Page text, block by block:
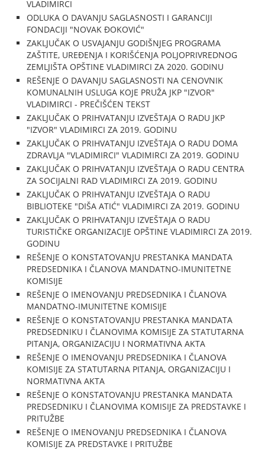
VLADIMIRCI
ODLUKA O DAVANJU SAGLASNOSTI I GARANCIJI
FONDACIJI "NOVAK ĐOKOVIĆ"
ZAKLJUČAK O USVAJANJU GODIŠNJEG PROGRAMA
ZAŠTITE, UREĐENJA I KORIŠĆENJA POLJOPRIVREDNOG
ZEMLJIŠTA OPŠTINE VLADIMIRCI ZA 2020. GODINU
REŠENJE O DAVANJU SAGLASNOSTI NA CENOVNIK
KOMUNALNIH USLUGA KOJE PRUŽA JKP "IZVOR"
VLADIMIRCI - PREČIŠĆEN TEKST
ZAKLJUČAK O PRIHVATANJU IZVEŠTAJA O RADU JKP
"IZVOR" VLADIMIRCI ZA 2019. GODINU
ZAKLJUČAK O PRIHVATANJU IZVEŠTAJA O RADU DOMA
ZDRAVLJA "VLADIMIRCI" VLADIMIRCI ZA 2019. GODINU
ZAKLJUČAK O PRIHVATANJU IZVEŠTAJA O RADU CENTRA
ZA SOCIJALNI RAD VLADIMIRCI ZA 2019. GODINU
ZAKLJUČAK O PRIHVATANJU IZVEŠTAJA O RADU
BIBLIOTEKE "DIŠA ATIĆ" VLADIMIRCI ZA 2019. GODINU
ZAKLJUČAK O PRIHVATANJU IZVEŠTAJA O RADU
TURISTIČKE ORGANIZACIJE OPŠTINE VLADIMIRCI ZA 2019.
GODINU
REŠENJE O KONSTATOVANJU PRESTANKA MANDATA
PREDSEDNIKA I ČLANOVA MANDATNO-IMUNITETNE
KOMISIJE
REŠENJE O IMENOVANJU PREDSEDNIKA I ČLANOVA
MANDATNO-IMUNITETNE KOMISIJE
REŠENJE O KONSTATOVANJU PRESTANKA MANDATA
PREDSEDNIKU I ČLANOVIMA KOMISIJE ZA STATUTARNA
PITANJA, ORGANIZACIJU I NORMATIVNA AKTA
REŠENJE O IMENOVANJU PREDSEDNIKA I ČLANOVA
KOMISIJE ZA STATUTARNA PITANJA, ORGANIZACIJU I
NORMATIVNA AKTA
REŠENJE O KONSTATOVANJU PRESTANKA MANDATA
PREDSEDNIKU I ČLANOVIMA KOMISIJE ZA PREDSTAVKE I
PRITUŽBE
REŠENJE O IMENOVANJU PREDSEDNIKA I ČLANOVA
KOMISIJE ZA PREDSTAVKE I PRITUŽBE